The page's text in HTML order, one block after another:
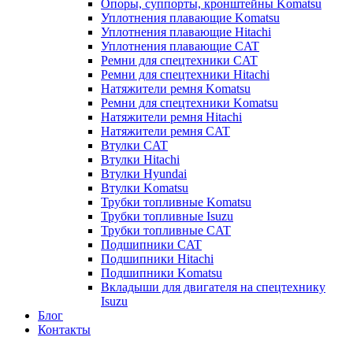
Опоры, суппорты, кронштейны Komatsu
Уплотнения плавающие Komatsu
Уплотнения плавающие Hitachi
Уплотнения плавающие CAT
Ремни для спецтехники CAT
Ремни для спецтехники Hitachi
Натяжители ремня Komatsu
Ремни для спецтехники Komatsu
Натяжители ремня Hitachi
Натяжители ремня CAT
Втулки CAT
Втулки Hitachi
Втулки Hyundai
Втулки Komatsu
Трубки топливные Komatsu
Трубки топливные Isuzu
Трубки топливные CAT
Подшипники CAT
Подшипники Hitachi
Подшипники Komatsu
Вкладыши для двигателя на спецтехнику
Isuzu
Блог
Контакты